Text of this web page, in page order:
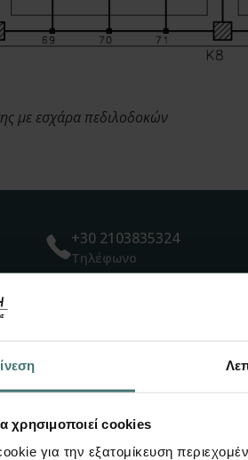
χρησιμοποιεί cookies
για την εξατομίκευση
με εσχάρα πεδιλοδοκών
+30 2103835324
Τηλέφωνο
επίσης